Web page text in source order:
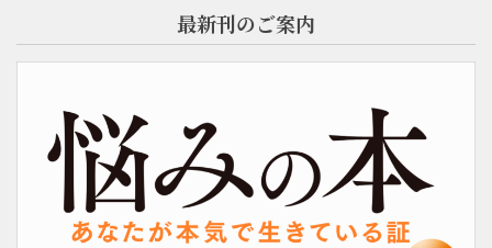
最新刊のご案内